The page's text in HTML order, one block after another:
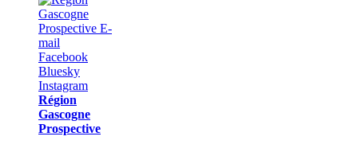
Région
Gascogne
Prospective